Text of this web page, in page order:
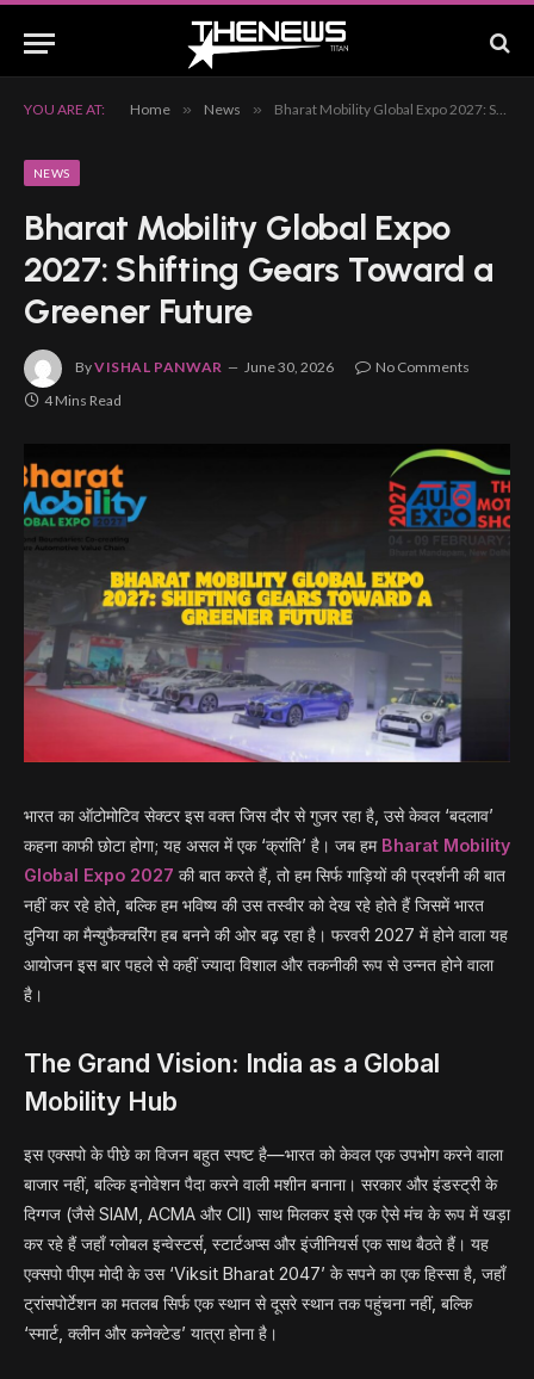
YOU ARE AT: Home » News » Bharat Mobility Global Expo 2027: Shifting Gears Toward a Greener Future
NEWS
Bharat Mobility Global Expo
2027: Shifting Gears Toward a
Greener Future
ByVISHAL PANWAR June 30, 2026
No Comments
4 Mins Read
भारत का ऑटोमोटिव सेक्टर इस वक्त जिस दौर से गुजर रहा है, उसे केवल ‘बदलाव’
कहना काफी छोटा होगा; यह असल में एक ‘क्रांति’ है। जब हम Bharat Mobility
Global Expo 2027 की बात करते हैं, तो हम सिर्फ गाड़ियों की प्रदर्शनी की बात
नहीं कर रहे होते, बल्कि हम भविष्य की उस तस्वीर को देख रहे होते हैं जिसमें भारत
दुनिया का मैन्युफैक्चरिंग हब बनने की ओर बढ़ रहा है। फरवरी 2027 में होने वाला यह
आयोजन इस बार पहले से कहीं ज्यादा विशाल और तकनीकी रूप से उन्नत होने वाला
है।
The Grand Vision: India as a Global
Mobility Hub
इस एक्सपो के पीछे का विजन बहुत स्पष्ट है—भारत को केवल एक उपभोग करने वाला
बाजार नहीं, बल्कि इनोवेशन पैदा करने वाली मशीन बनाना। सरकार और इंडस्ट्री के
दिग्गज (जैसे SIAM, ACMA और CII) साथ मिलकर इसे एक ऐसे मंच के रूप में खड़ा
कर रहे हैं जहाँ ग्लोबल इन्वेस्टर्स, स्टार्टअप्स और इंजीनियर्स एक साथ बैठते हैं। यह
एक्सपो पीएम मोदी के उस ‘Viksit Bharat 2047’ के सपने का एक हिस्सा है, जहाँ
ट्रांसपोर्टेशन का मतलब सिर्फ एक स्थान से दूसरे स्थान तक पहुंचना नहीं, बल्कि
‘स्मार्ट, क्लीन और कनेक्टेड’ यात्रा होना है।